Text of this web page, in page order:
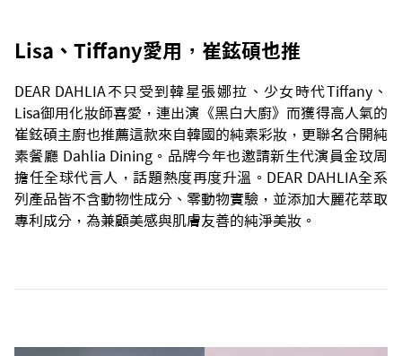
Lisa、Tiffany愛用，崔鉉碩也推
DEAR DAHLIA不只受到韓星張娜拉、少女時代Tiffany、
Lisa御用化妝師喜愛，連出演《黑白大廚》而獲得高人氣的
崔鉉碩主廚也推薦這款來自韓國的純素彩妝，更聯名合開純
素餐廳 Dahlia Dining。品牌今年也邀請新生代演員金玟周
擔任全球代言人，話題熱度再度升溫。DEAR DAHLIA全系
列產品皆不含動物性成分、零動物實驗，並添加大麗花萃取
專利成分，為兼顧美感與肌膚友善的純淨美妝。